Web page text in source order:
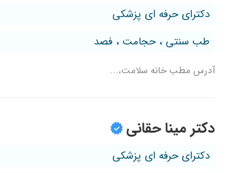
دکترای حرفه ای پزشکی
طب سنتی ، حجامت ، فصد
آدرس مطب خانه سلامت،...
دکتر مینا حقانی
دکترای حرفه ای پزشکی